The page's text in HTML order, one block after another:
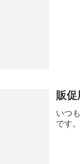
販
いつ
です